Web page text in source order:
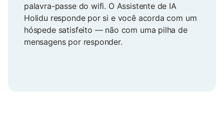
palavra-passe do wifi. O Assistente de IA
Holidu responde por si e você acorda com um
hóspede satisfeito — não com uma pilha de
mensagens por responder.